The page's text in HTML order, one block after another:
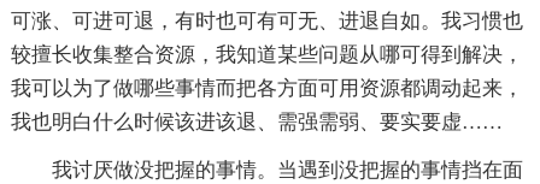
可涨、可进可退，有时也可有可无、进退自如。我习惯也
较擅长收集整合资源，我知道某些问题从哪可得到解决，
我可以为了做哪些事情而把各方面可用资源都调动起来，
我也明白什么时候该进该退、需强需弱、要实要虚……
我讨厌做没把握的事情。当遇到没把握的事情挡在面